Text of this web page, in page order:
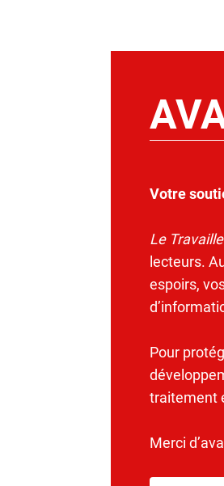
Votre
Le
lecteurs.
espoirs,
Pour
traitement
Merci